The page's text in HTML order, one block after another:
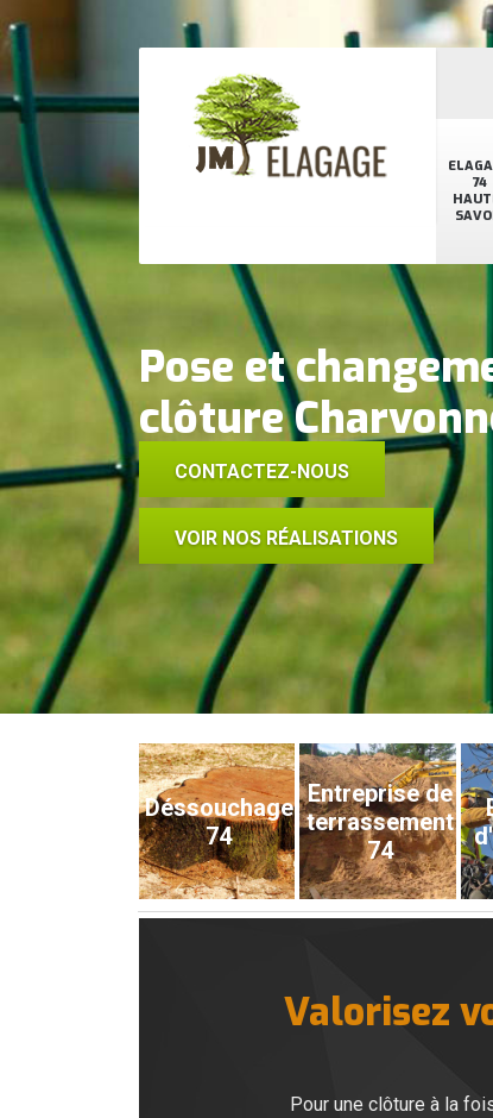
74
Pose et
clôture
CONTACTEZ-NOUS
VOIR NOS RÉALISATIONS
Déssouchage
74
Entreprise de
terrassement
74
Valorisez
Pour une clôture à la